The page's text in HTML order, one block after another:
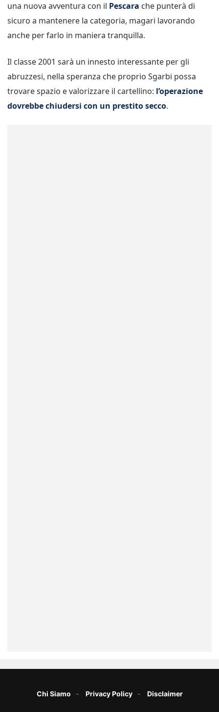
una nuova avventura con il Pescara che punterà di
sicuro a mantenere la categoria, magari lavorando
anche per farlo in maniera tranquilla.
Il classe 2001 sarà un innesto interessante per gli
abruzzesi, nella speranza che proprio Sgarbi possa
trovare spazio e valorizzare il cartellino: l’operazione
dovrebbe chiudersi con un prestito secco.
Chi Siamo Privacy Policy Disclaimer